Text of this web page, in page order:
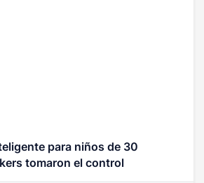
para niños de 30
tomaron el control